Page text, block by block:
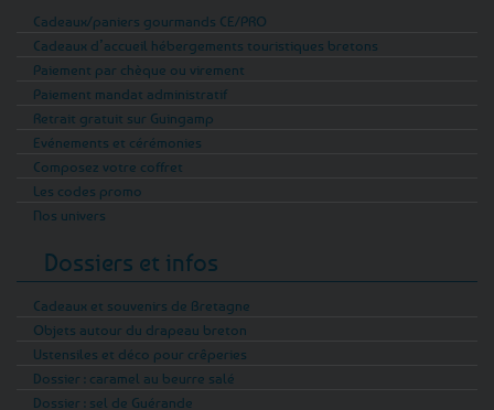
Cadeaux/paniers gourmands CE/PRO
Cadeaux d’accueil hébergements touristiques bretons
Paiement par chèque ou virement
Paiement mandat administratif
Retrait gratuit sur Guingamp
Evénements et cérémonies
Composez votre coffret
Les codes promo
Nos univers
Dossiers et infos
Cadeaux et souvenirs de Bretagne
Objets autour du drapeau breton
Ustensiles et déco pour crêperies
Dossier : caramel au beurre salé
Dossier : sel de Guérande